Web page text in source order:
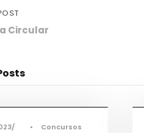
Circular
e Tecnologia,Notícias
• Concursos